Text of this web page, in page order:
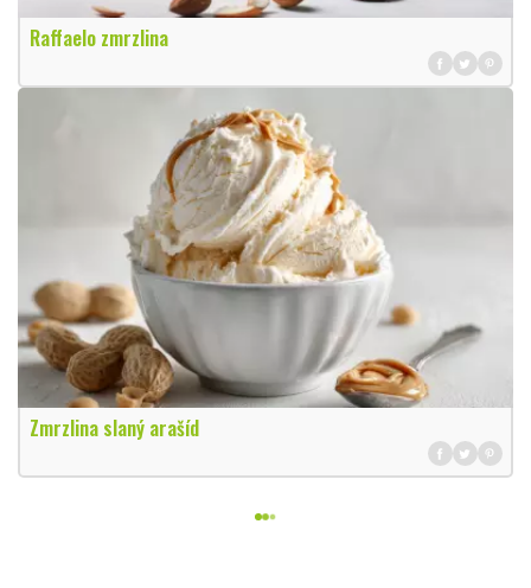
Raffaelo zmrzlina
Zmrzlina slaný arašíd